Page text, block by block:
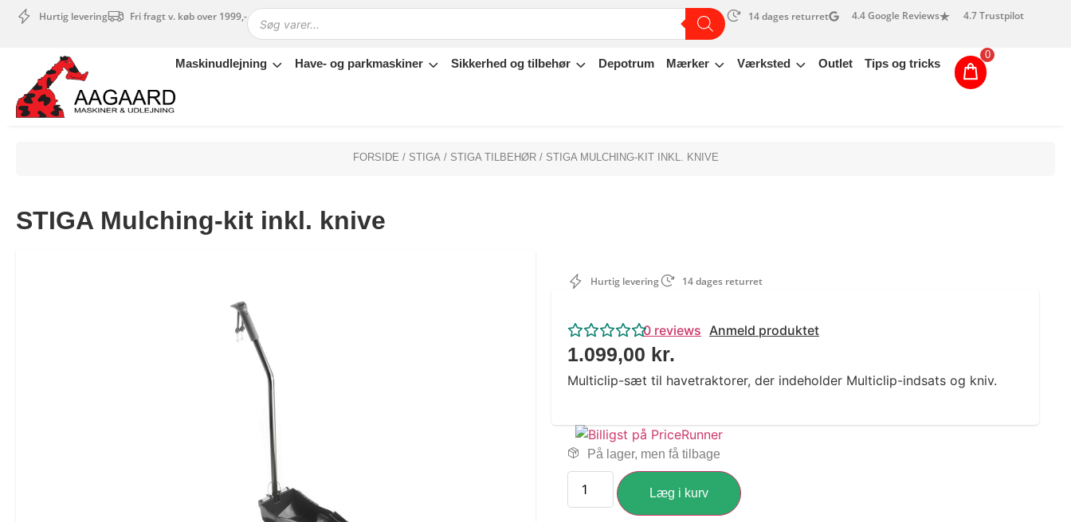
Hurtig levering Fri fragt v. køb over 1999,- 14 dages returret 4.4 Google Reviews 4.7 Trustpilot
Maskinudlejning Have- og parkmaskiner Sikkerhed og tilbehør Depotrum Mærker Værksted Outlet Tips og tricks
0
Maskinudlejning
Have- og parkmaskiner
Sikkerhed og tilbehør
Outlet
FORSIDE / STIGA/ STIGA TILBEHØR/ STIGA MULCHING-KIT INKL. KNIVE
STIGA Mulching-kit inkl. knive
Hurtig levering 14 dages returret
0 reviews Anmeld produktet
1.099,00 kr.
Multiclip-sæt til havetraktorer, der indeholder Multiclip-indsats og kniv.
På lager, men få tilbage
Læg i kurv